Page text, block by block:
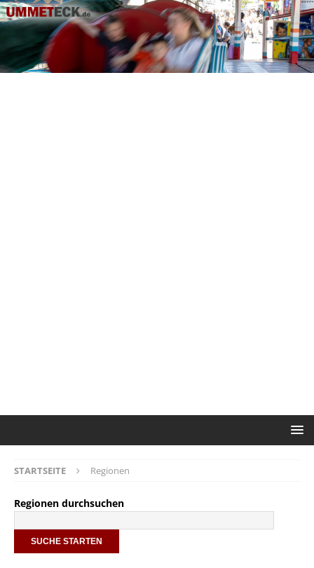
STARTSEITE Regionen
Regionen durchsuchen